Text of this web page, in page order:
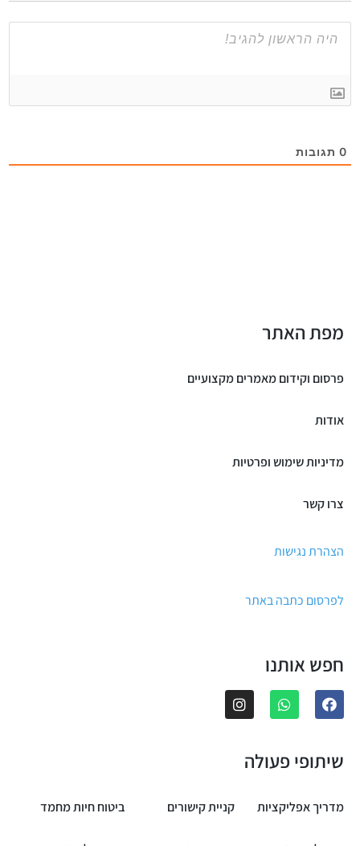
0תגובות
מפת האתר
פרסום וקידום מאמרים מקצועיים
אודות
מדיניות שימוש ופרטיות
צרו קשר
הצהרת נגישות
לפרסום כתבה באתר
חפש אותנו
שיתופי פעולה
מדריך אפליקציות קניית קישורים ביטוח חיות מחמד